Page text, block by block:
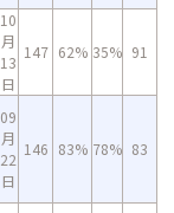
10
月
13
日
147 62% 35% 91
09
月
22
日
146 83% 78% 83